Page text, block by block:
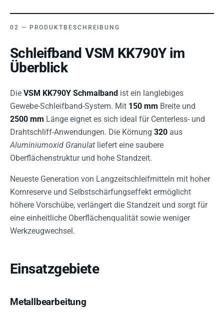
PRODUKTBESCHREIBUNG
Schleifband VSM KK790Y im
Überblick
Die VSM KK790Y Schmalband ist ein langlebiges
Gewebe-Schleifband-System. Mit 150 mm Breite und
2500 mm Länge eignet es sich ideal für Centerless- und
Drahtschliff-Anwendungen. Die Körnung 320 aus
Aluminiumoxid Granulat liefert eine saubere
Oberflächenstruktur und hohe Standzeit.
Neueste Generation von Langzeitschleifmitteln mit hoher
Kornreserve und Selbstschärfungseffekt ermöglicht
höhere Vorschübe, verlängert die Standzeit und sorgt für
eine einheitliche Oberflächenqualität sowie weniger
Werkzeugwechsel.
Einsatzgebiete
Metallbearbeitung